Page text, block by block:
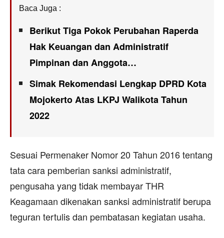
Baca Juga :
Berikut Tiga Pokok Perubahan Raperda
Hak Keuangan dan Administratif
Pimpinan dan Anggota…
Simak Rekomendasi Lengkap DPRD Kota
Mojokerto Atas LKPJ Walikota Tahun
2022
Sesuai Permenaker Nomor 20 Tahun 2016 tentang
tata cara pemberian sanksi administratif,
pengusaha yang tidak membayar THR
Keagamaan dikenakan sanksi administratif berupa
teguran tertulis dan pembatasan kegiatan usaha.